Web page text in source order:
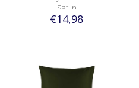
Satijn
€14,98